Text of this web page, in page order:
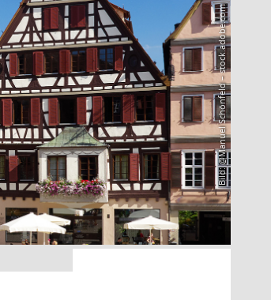
Bild: @Manuel Schönfeld – stock.adobe.com